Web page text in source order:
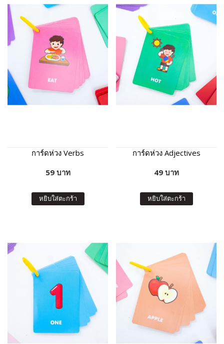
การ์ดห่วง Verbs
59 บาท
หยิบใส่ตะกร้า
การ์ดห่วง Adjectives
49 บาท
หยิบใส่ตะกร้า